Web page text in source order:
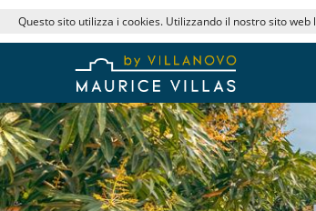
Questo sito utilizza i cookies. Utilizzando il nostro sito